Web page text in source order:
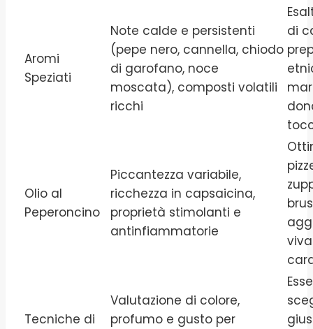
Aromi
Speziati
Note calde e persistenti
(pepe nero, cannella, chiodo
di garofano, noce
moscata), composti volatili
ricchi
di
Olio al
Peperoncino
Piccantezza variabile,
ricchezza in capsaicina,
proprietà stimolanti e
antinfiammatorie
Tecniche di
Valutazione di colore,
profumo e gusto per